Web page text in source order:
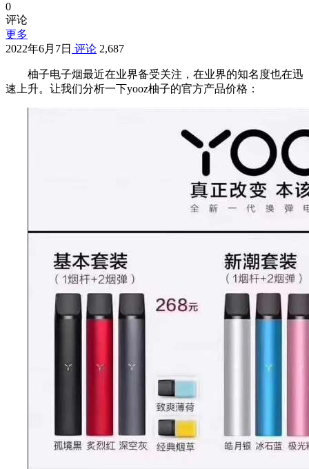
0
评论
更多
2022年6月7日 评论 2,687
柚子电子烟最近在业界备受关注，在业界的知名度也在迅
速上升。让我们分析一下yooz柚子的官方产品价格：